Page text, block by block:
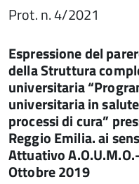
Prot. n. 4/2021
Espressione del
della Struttura
universitaria
universitaria in
processi di cura”
Reggio Emilia. ai
Attuativo
Ottobre 2019